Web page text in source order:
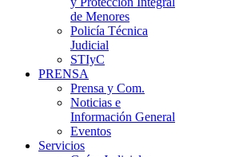
de Menores
Policía Técnica
Judicial
STIyC
PRENSA
Prensa y Com.
Noticias e
Información General
Eventos
Servicios